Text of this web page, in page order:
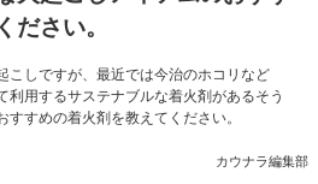
ださい。
こしですが、最近では今治のホコリなど
利用するサステナブルな着火剤があるそう
すめの着火剤を教えてください。
カウナラ編集部